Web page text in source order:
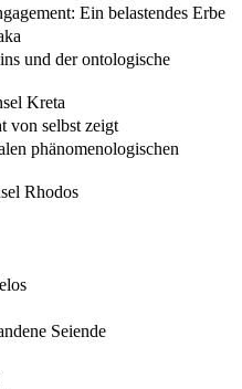
Ein belastendes Erbe
und der ontologische
Kreta
von selbst zeigt
phänomenologischen
Rhodos
Seiende